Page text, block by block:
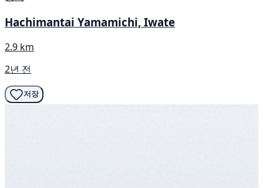
Hachimantai Yamamichi, Iwate
2.9 km
2년 전
저장